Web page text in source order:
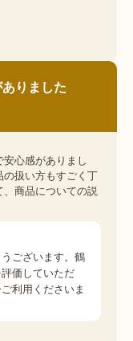
りました
心感がありまし
扱い方もすごく丁
商品についての説
ございます。鶴
価していただ
利用くださいま